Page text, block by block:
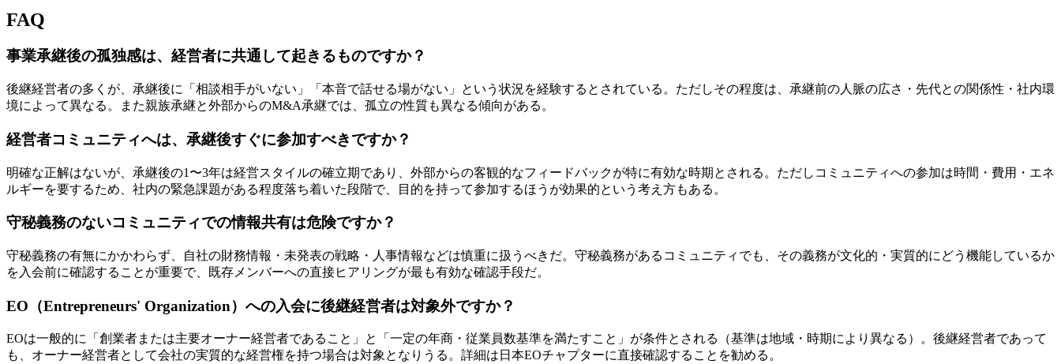
FAQ
事業承継後の孤独感は、経営者に共通して起きるものですか？
後継経営者の多くが、承継後に「相談相手がいない」「本音で話せる場がない」という状況を経験するとされている。ただしその程度は、承継前の人脈の広さ・先代との関係性・社内環
境によって異なる。また親族承継と外部からのM&A承継では、孤立の性質も異なる傾向がある。
経営者コミュニティへは、承継後すぐに参加すべきですか？
明確な正解はないが、承継後の1〜3年は経営スタイルの確立期であり、外部からの客観的なフィードバックが特に有効な時期とされる。ただしコミュニティへの参加は時間・費用・エネ
ルギーを要するため、社内の緊急課題がある程度落ち着いた段階で、目的を持って参加するほうが効果的という考え方もある。
守秘義務のないコミュニティでの情報共有は危険ですか？
守秘義務の有無にかかわらず、自社の財務情報・未発表の戦略・人事情報などは慎重に扱うべきだ。守秘義務があるコミュニティでも、その義務が文化的・実質的にどう機能しているか
を入会前に確認することが重要で、既存メンバーへの直接ヒアリングが最も有効な確認手段だ。
EO（Entrepreneurs' Organization）への入会に後継経営者は対象外ですか？
EOは一般的に「創業者または主要オーナー経営者であること」と「一定の年商・従業員数基準を満たすこと」が条件とされる（基準は地域・時期により異なる）。後継経営者であって
も、オーナー経営者として会社の実質的な経営権を持つ場合は対象となりうる。詳細は日本EOチャプターに直接確認することを勧める。